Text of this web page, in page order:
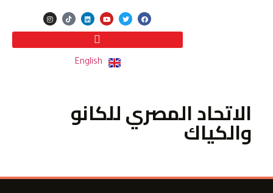
English
الاتحاد المصري للكانو
والكياك